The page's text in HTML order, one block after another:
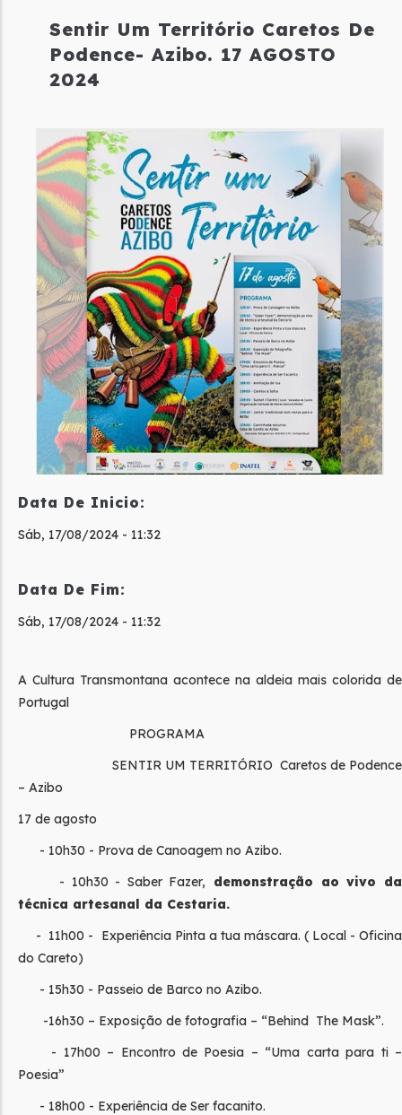
Sentir Um Território Caretos De
Podence- Azibo. 17 AGOSTO
2024
Data De Inicio:
Sáb, 17/08/2024 - 11:32
Data De Fim:
Sáb, 17/08/2024 - 11:32
A Cultura Transmontana acontece na aldeia mais colorida de
Portugal
PROGRAMA
SENTIR UM TERRITÓRIO Caretos de Podence
– Azibo
17 de agosto
- 10h30 - Prova de Canoagem no Azibo.
- 10h30 - Saber Fazer,
demonstração ao vivo da
técnica artesanal da Cestaria.
- 11h00 - Experiência Pinta a tua máscara. ( Local - Oficina
do Careto)
- 15h30 - Passeio de Barco no Azibo.
-16h30 – Exposição de fotografia – “Behind The Mask”.
- 17h00 – Encontro de Poesia – “Uma carta para ti –
Poesia”
- 18h00 - Experiência de Ser facanito.